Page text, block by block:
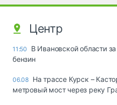
Центр
11:50
В Ивановской области
бензин
06.08 На трассе Курск –
метровый мост через реку